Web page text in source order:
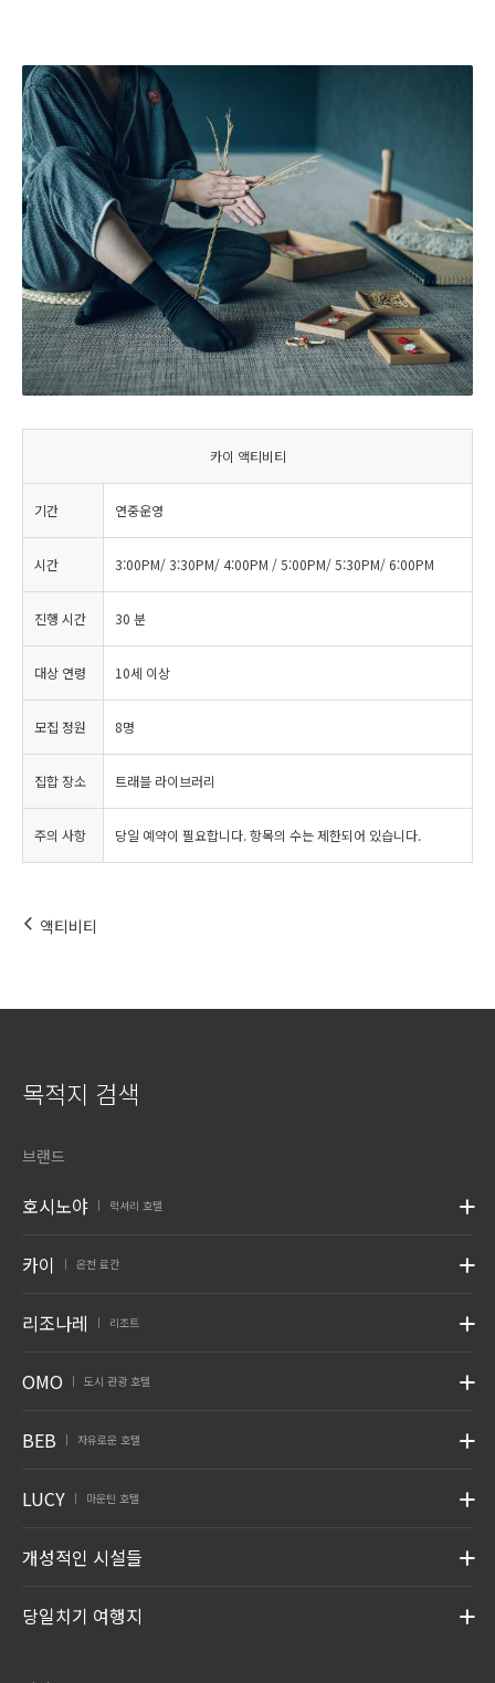
카이 액티비티
기간 연중운영
시간 3:00PM/ 3:30PM/ 4:00PM / 5:00PM/ 5:30PM/ 6:00PM
진행 시간 30 분
대상 연령 10세 이상
모집 정원 8명
집합 장소 트래블 라이브러리
주의 사항 당일 예약이 필요합니다. 항목의 수는 제한되어 있습니다.
액티비티
목적지 검색
브랜드
호시노야 럭셔리 호텔
카이 온천 료칸
리조나레 리조트
OMO 도시 관광 호텔
BEB 자유로운 호텔
LUCY 마운틴 호텔
개성적인 시설들
당일치기 여행지